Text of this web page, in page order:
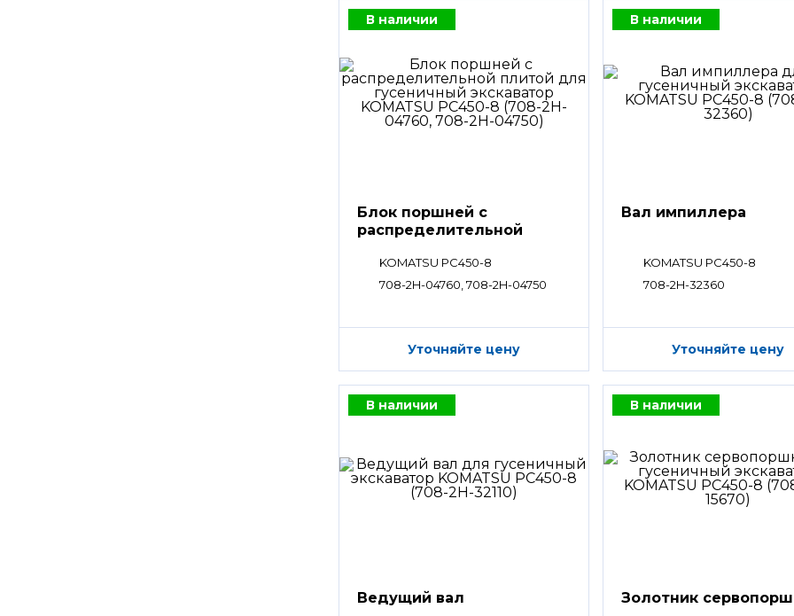
В наличии
Блок поршней c
распределительной
KOMATSU PC450-8
708-2H-04760, 708-2H-04750
Уточняйте цену
В наличии
Вал импиллера
KOMATSU PC450-8
708-2H-32360
Уточняйте цену
В наличии
Ведущий вал
В наличии
Золотник